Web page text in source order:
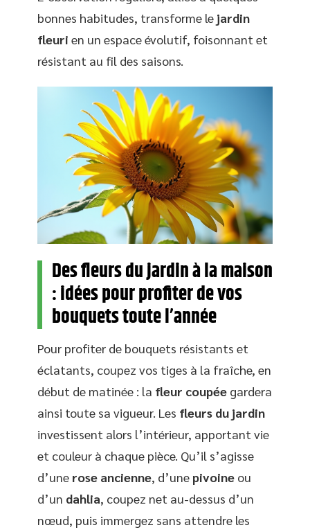
bonnes habitudes, transforme le jardin
fleuri en un espace évolutif, foisonnant et
résistant au fil des saisons.
Des fleurs du jardin à la maison
: idées pour profiter de vos
bouquets toute l’année
Pour profiter de bouquets résistants et
éclatants, coupez vos tiges à la fraîche, en
début de matinée : la fleur coupée gardera
ainsi toute sa vigueur. Les fleurs du jardin
investissent alors l’intérieur, apportant vie
et couleur à chaque pièce. Qu’il s’agisse
d’une rose ancienne, d’une pivoine ou
d’un dahlia, coupez net au-dessus d’un
nœud, puis immergez sans attendre les